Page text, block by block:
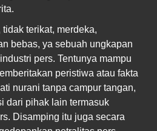
terikat, merdeka,
bebas, ya sebuah ungkapan
pers. Tentunya mampu
peristiwa atau fakta
nurani tanpa campur tangan,
dari pihak lain termasuk
Disamping itu juga secara